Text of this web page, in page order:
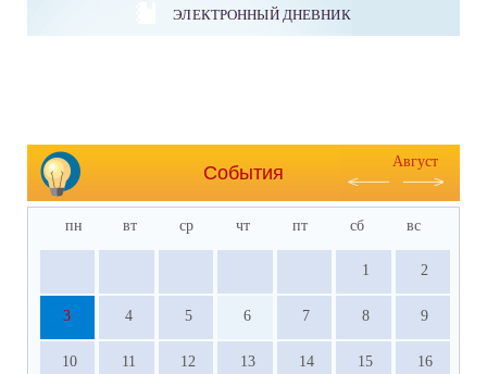
ЭЛЕКТРОННЫЙ ДНЕВНИК
События
Август
пн вт ср чт пт сб вс
1 2
3 4 5 6 7 8 9
10 11 12 13 14 15 16